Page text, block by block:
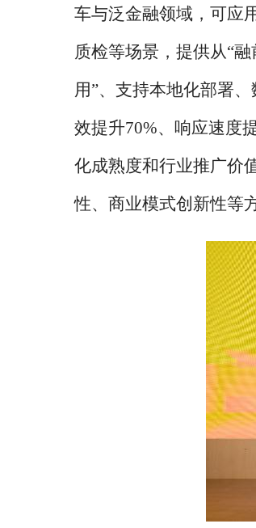
车与泛金融领域，可应
质检等场景，提供从“
用”、支持本地化部署
效提升70%、响应速度
化成熟度和行业推广价
性、商业模式创新性等